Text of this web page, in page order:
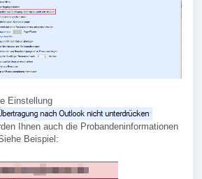
Einstellung
Ihnen auch die Probandeninformationen
Beispiel: